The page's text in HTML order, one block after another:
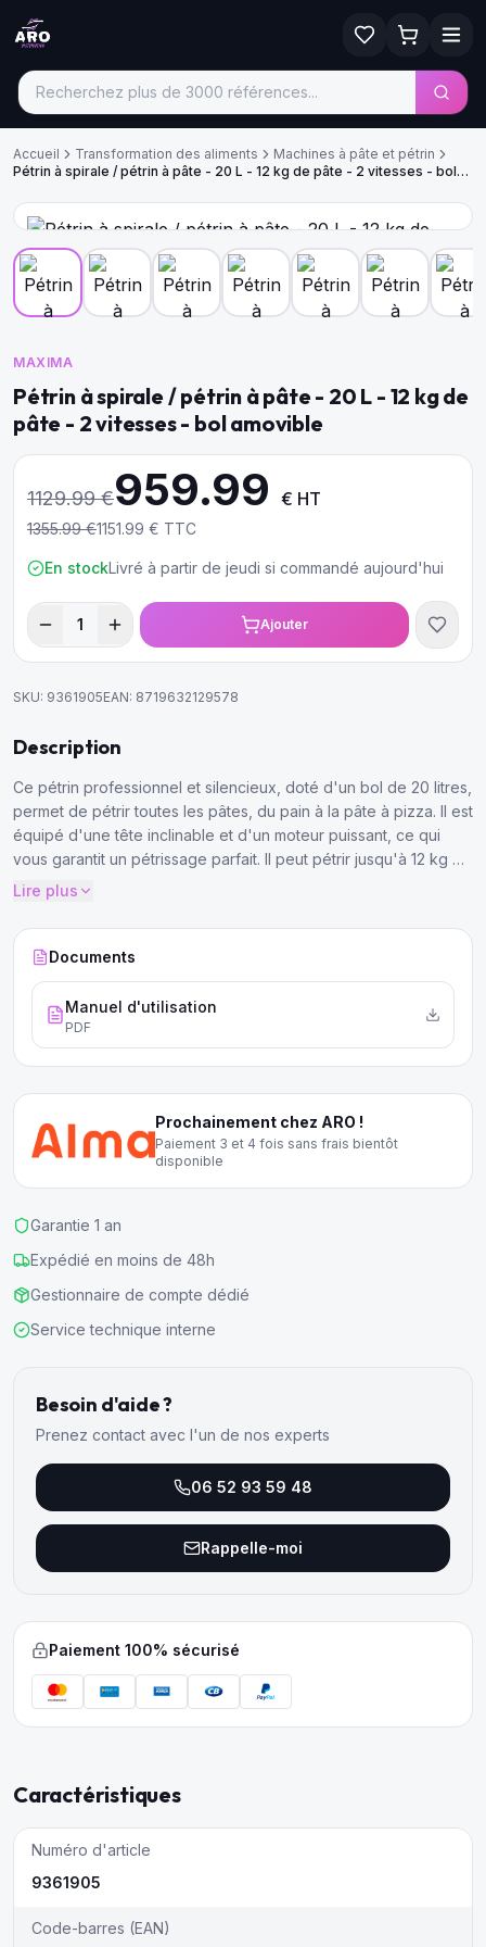
Accueil Transformation des aliments
Machines à pâte et pétrin
Pétrin à spirale / pétrin à pâte - 20 L - 12 kg de pâte - 2 vitesses - bol
MAXIMA
Pétrin à spirale / pétrin à pâte - 20 L - 12 kg de
pâte - 2 vitesses - bol amovible
1129.99€959.99 € HT
1355.99€1151.99 € TTC
En stockLivré à partir de jeudi si commandé aujourd'hui
1 Ajouter
SKU: 9361905EAN: 8719632129578
Description
Ce pétrin professionnel et silencieux, doté d'un bol de 20 litres,
permet de pétrir toutes les pâtes, du pain à la pâte à pizza. Il est
équipé d'une tête inclinable et d'un moteur puissant, ce qui
vous garantit un pétrissage parfait. Il peut pétrir jusqu'à 12 kg de
pâte et dispose de deux vitesses, ce qui le rend idéal pour les
les jours.
Lire plus
Documents
Manuel d'utilisation
PDF
Prochainement chez ARO !
Paiement 3 et 4 fois sans frais bientôt
disponible
Garantie 1 an
Expédié en moins de 48h
Gestionnaire de compte dédié
Service technique interne
Besoin d'aide ?
Prenez contact avec l'un de nos experts
06 52 93 59 48
Rappelle-moi
Paiement 100% sécurisé
Caractéristiques
Numéro d'article
9361905
Code-barres (EAN)